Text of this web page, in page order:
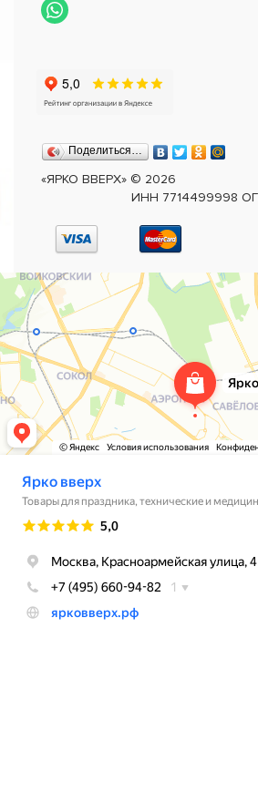
Поделиться…
«ЯРКО ВВЕРХ» © 2026
ИНН 7714499998